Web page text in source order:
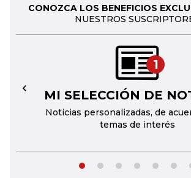
CONOZCA LOS BENEFICIOS
NUESTROS
1
MI SELECCIÓN DE
Noticias personalizadas, de
temas de interés
←